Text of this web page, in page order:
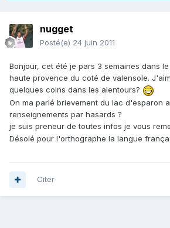
nugget
Posté(e) 24 juin 2011
Bonjour, cet été je pars 3 semaines dans
haute provence du coté de valensole.
quelques coins dans les alentours?
On ma parlé brievement du lac d'esparon
renseignements par hasards ?
je suis preneur de toutes infos je vous
Désolé pour l'orthographe la langue
Citer